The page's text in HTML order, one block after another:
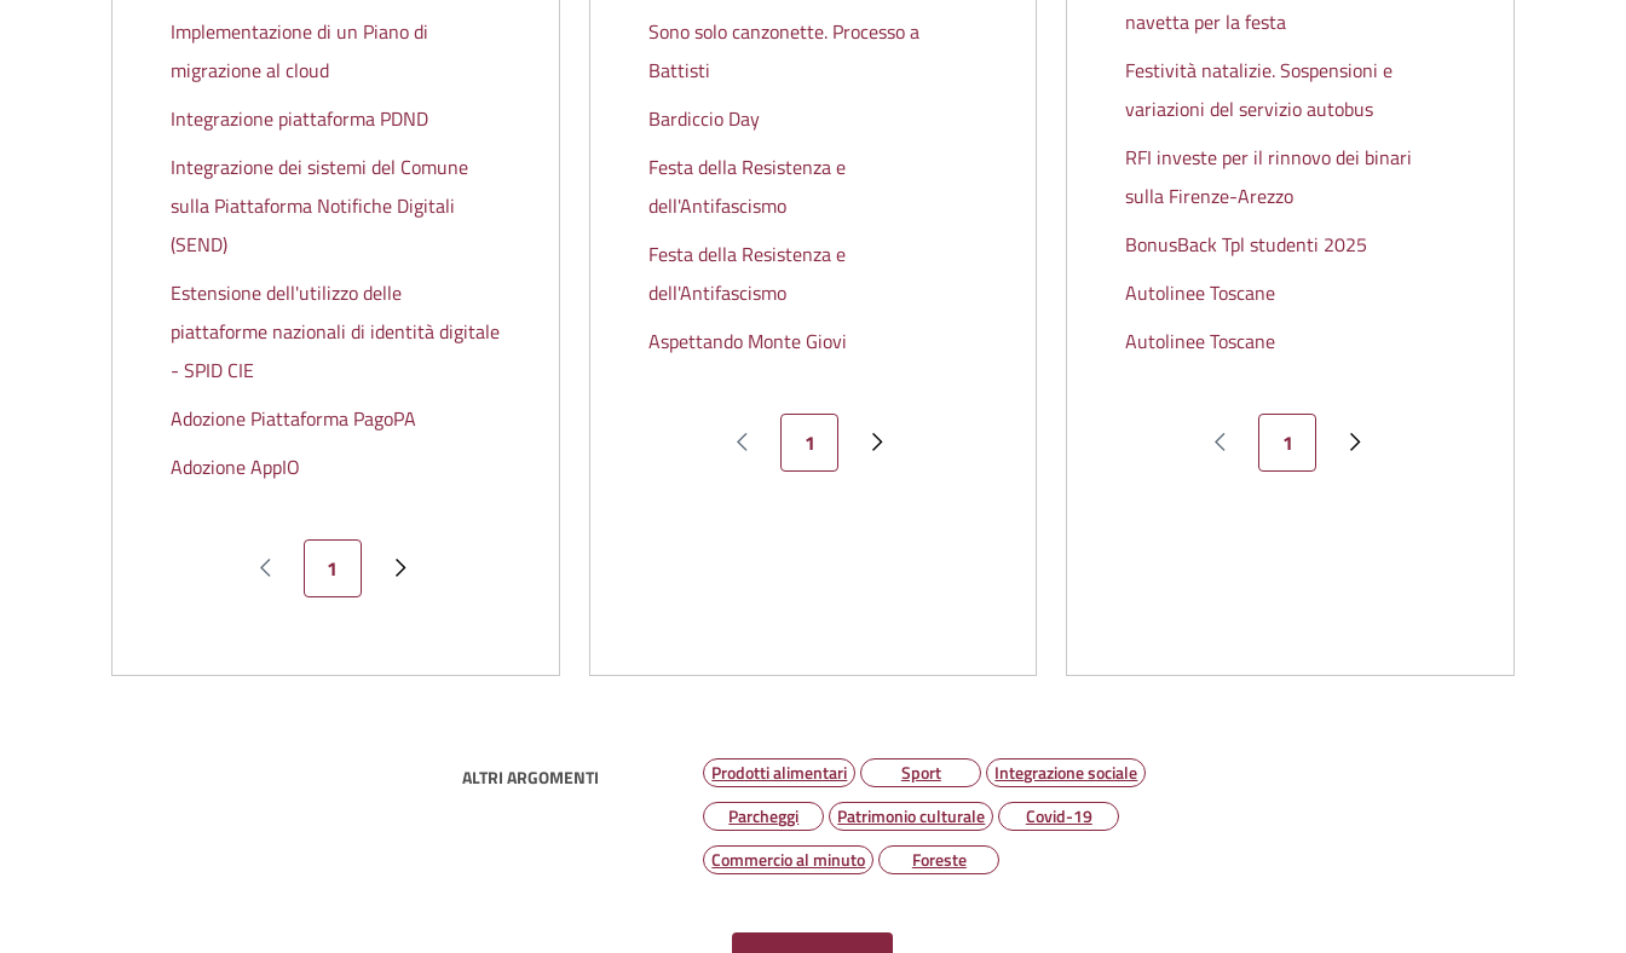
Implementazione di un Piano di
migrazione al cloud
Integrazione piattaforma PDND
Integrazione dei sistemi del Comune
sulla Piattaforma Notifiche Digitali
(SEND)
Estensione dell'utilizzo delle
piattaforme nazionali di identità digitale
- SPID CIE
Adozione Piattaforma PagoPA
Adozione AppIO
Pagina precedente
Pagina attuale
1
Pagina successiva
Sono solo canzonette. Processo a
Battisti
Bardiccio Day
Festa della Resistenza e
dell'Antifascismo
Festa della Resistenza e
dell'Antifascismo
Aspettando Monte Giovi
Pagina precedente
Pagina attuale
1
Pagina successiva
navetta per la festa
Festività natalizie. Sospensioni e
variazioni del servizio autobus
RFI investe per il rinnovo dei binari
sulla Firenze-Arezzo
BonusBack Tpl studenti 2025
Autolinee Toscane
Autolinee Toscane
Pagina precedente
Pagina attuale
1
Pagina successiva
ALTRI ARGOMENTI Prodotti alimentari Sport
Integrazione sociale
Parcheggi
Patrimonio culturale
Covid-19
Commercio al minuto
Foreste